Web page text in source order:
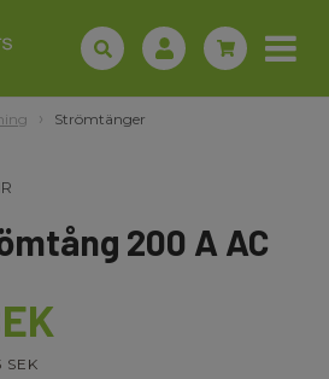
Strömtänger
200 A AC